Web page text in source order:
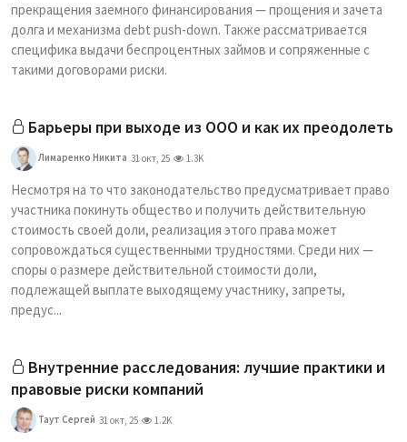
прекращения заемного финансирования — прощения и зачета
долга и механизма debt push-down. Также рассматривается
специфика выдачи беспроцентных займов и сопряженные с
такими договорами риски.
Барьеры при выходе из ООО и как их преодолеть
Лимаренко Никита 31 окт, 25 1.3K
Несмотря на то что законодательство предусматривает право
участника покинуть общество и получить действительную
стоимость своей доли, реализация этого права может
сопровождаться существенными трудностями. Среди них —
споры о размере действительной стоимости доли,
подлежащей выплате выходящему участнику, запреты,
предус...
Внутренние расследования: лучшие практики и
правовые риски компаний
Таут Сергей 31 окт, 25 1.2K